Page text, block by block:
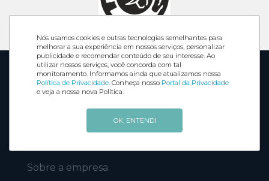
Nós usamos cookies e outras tecnologias semelhantes para
melhorar a sua experiência em nossos serviços, personalizar
publicidade e recomendar conteúdo de seu interesse. Ao
utilizar nossos serviços, você concorda com tal
monitoramento. Informamos ainda que atualizamos nossa
Política de Privacidade. Conheça nosso Portal da Privacidade
e veja a nossa nova Política.
OK, ENTENDI
FRETE
ENTREGAMOS EM
10x Parcelamento
até 10x no cartão de crédito
Sobre a empresa